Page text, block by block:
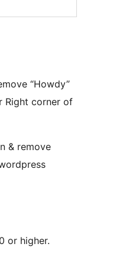
“Howdy”
Right corner of
& remove
or higher.